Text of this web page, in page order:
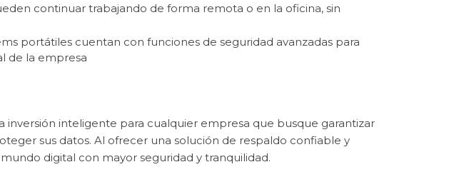
continuar trabajando de forma remota o en la oficina, sin
portátiles cuentan con funciones de seguridad avanzadas para
de la empresa
inversión inteligente para cualquier empresa que busque garantizar
sus datos. Al ofrecer una solución de respaldo confiable y
digital con mayor seguridad y tranquilidad.